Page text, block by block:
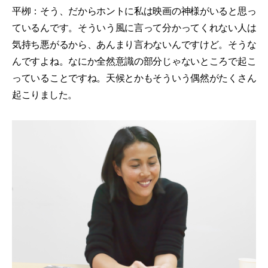
平栁：そう、だからホントに私は映画の神様がいると思っ
ているんです。そういう風に言って分かってくれない人は
気持ち悪がるから、あんまり言わないんですけど。そうな
んですよね。なにか全然意識の部分じゃないところで起こ
っていることですね。天候とかもそういう偶然がたくさん
起こりました。